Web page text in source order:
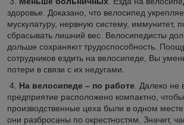
здоровье. Доказано, что велосипед
мускулатуру, нервную систему, иммунитет,
сбрасывать лишний вес. Велосипедисты
дольше сохраняют трудоспособность.
сотрудников ездить на велосипеде, Вы
потери в связи с их недугами.
4. На велосипеде – по работе . Далеко не
предприятие расположено компактно,
производственные цеха были в одном
они разбросаны по окрестностям. Значит,